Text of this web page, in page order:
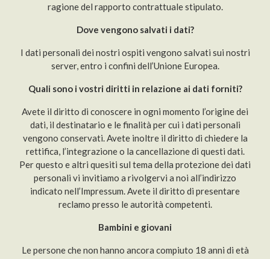
ragione del rapporto contrattuale stipulato.
Dove vengono salvati i dati?
I dati personali dei nostri ospiti vengono salvati sui nostri
server, entro i confini dell’Unione Europea.
Quali sono i vostri diritti in relazione ai dati forniti?
Avete il diritto di conoscere in ogni momento l’origine dei
dati, il destinatario e le finalità per cui i dati personali
vengono conservati. Avete inoltre il diritto di chiedere la
rettifica, l’integrazione o la cancellazione di questi dati.
Per questo e altri quesiti sul tema della protezione dei dati
personali vi invitiamo a rivolgervi a noi all’indirizzo
indicato nell’Impressum. Avete il diritto di presentare
reclamo presso le autorità competenti.
Bambini e giovani
Le persone che non hanno ancora compiuto 18 anni di età